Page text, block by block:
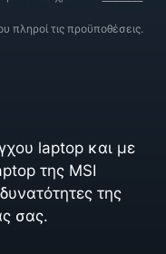
πληροί τις προϋποθέσεις.
laptop και με
της MSI
της
σας.